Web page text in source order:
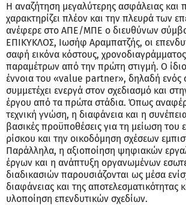
Η αναζήτηση μεγαλύτερης ασφάλειας και
χαρακτηρίζει πλέον και την πλευρά των
ανέφερε στο ΑΠΕ/ΜΠΕ ο διευθύνων
ΕΠΙΚΥΚΛΟΣ, Ιωσήφ Αραμπατζής, οι
σαφή εικόνα κόστους, χρονοδιαγράμματος
παραμέτρων από την πρώτη στιγμή. Ο
έννοια του «value partner», δηλαδή ενός
συμμετέχει ενεργά στον σχεδιασμό και
έργου από τα πρώτα στάδια. Όπως
τεχνική γνώση, η διαφάνεια και η
βασικές προϋποθέσεις για τη μείωση του
ρίσκου και την οικοδόμηση σχέσεων
Παράλληλα, η αξιοποίηση ψηφιακών
έργων και η ανάπτυξη οργανωμένων
διαδικασιών παρουσιάζονται ως μέσα
διαφάνειας και της αποτελεσματικότητας
υλοποίηση επενδυτικών σχεδίων.